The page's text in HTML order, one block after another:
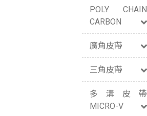
POLY CHAIN
CARBON
廣角皮帶
三角皮帶
多溝皮帶
MICRO-V